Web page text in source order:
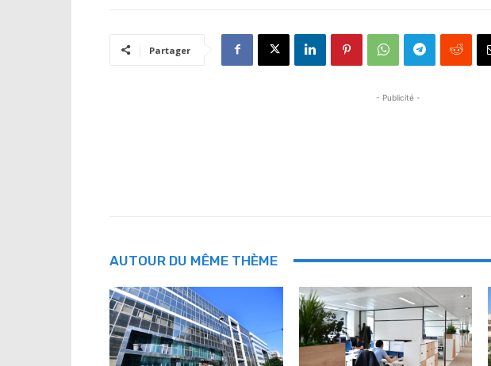
Partager
- Publicité -
AUTOUR DU MÊME THÈME